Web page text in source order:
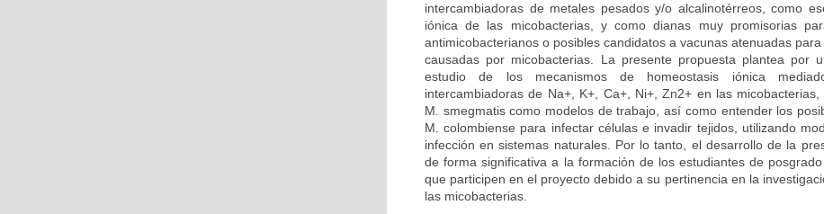
intercambiadoras de metales pesados y/o alcalinotérreos, como
iónica de las micobacterias, y como dianas muy promisorias
antimicobacterianos o posibles candidatos a vacunas atenuadas
causadas por micobacterias. La presente propuesta plantea por
estudio de los mecanismos de homeostasis iónica
intercambiadoras de Na+, K+, Ca+, Ni+, Zn2+ en las
M. smegmatis como modelos de trabajo, así como entender los
M. colombiense para infectar células e invadir tejidos, utilizando
infección en sistemas naturales. Por lo tanto, el desarrollo de la
de forma significativa a la formación de los estudiantes de
que participen en el proyecto debido a su pertinencia en la
las micobacterias.